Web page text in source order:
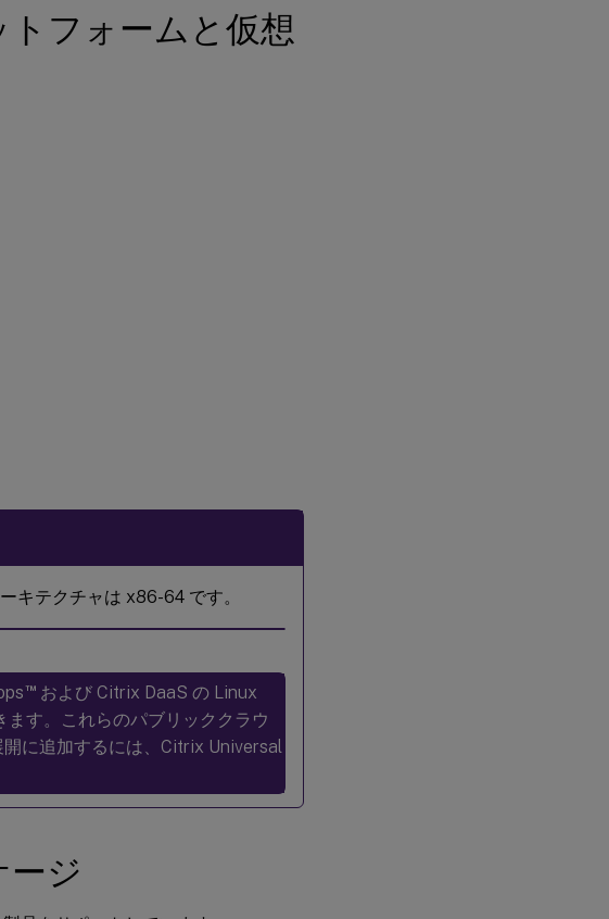
フォームと仮想
キテクチャは x86-64 です。
™および Citrix DaaS の Linux
す。これらのパブリッククラウ
に追加するには、Citrix Universal
ジ